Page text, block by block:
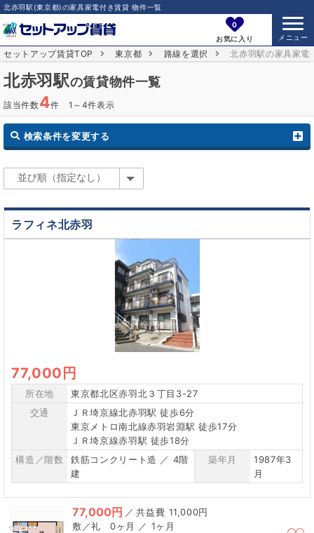
北赤羽駅(東京都)の家具家電付き賃貸 物件一覧
0
お気に入り
セットアップ賃貸TOP 東京都 路線を選択 北赤羽駅の家具家電
北赤羽駅の賃貸物件一覧
該当件数4件 1～4件表示
検索条件を変更する
ラフィネ北赤羽
77,000円
所在地
東京都北区赤羽北３丁目3-27
交通
ＪＲ埼京線北赤羽駅 徒歩6分
東京メトロ南北線赤羽岩淵駅 徒歩17分
ＪＲ埼京線赤羽駅 徒歩18分
構造／階数
鉄筋コンクリート造 ／ 4階
建
築年月
1987年3
月
77,000円 ／
11,000円
0ヶ月 ／ 1ヶ月